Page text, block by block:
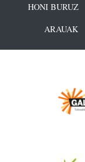
HONI BURUZ
ARAUAK